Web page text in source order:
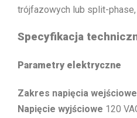
trójfazowych lub split-
Specyfikacja
Parametry elektryczne
Zakres napięcia
Napięcie wyjściowe 120